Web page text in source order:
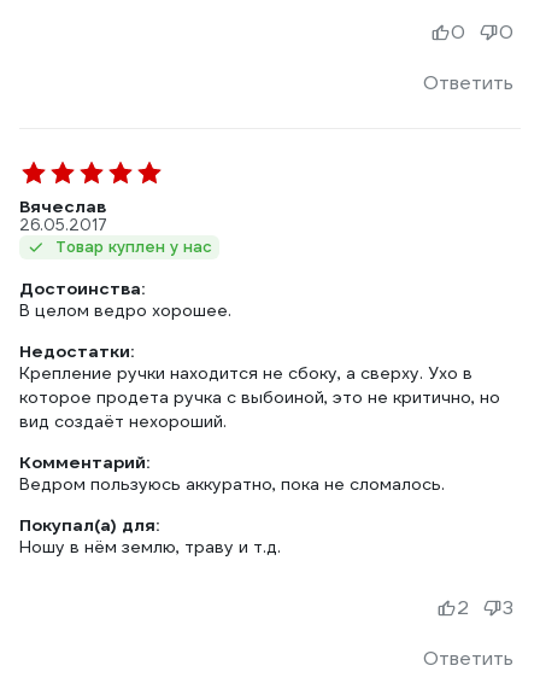
Ответить
0 0
Вячеслав
26.05.2017
Товар куплен у нас
Достоинства:
В целом ведро хорошее.
Недостатки:
Крепление ручки находится не сбоку, а сверху. Ухо в
которое продета ручка с выбоиной, это не критично, но
вид создаёт нехороший.
Комментарий:
Ведром пользуюсь аккуратно, пока не сломалось.
Покупал(а) для:
Ношу в нём землю, траву и т.д.
Ответить
2 3